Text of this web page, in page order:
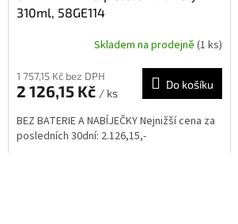
310ml, 58GE114
Skladem na prodejně (1 ks)
1 757,15 Kč bez DPH
2 126,15 Kč / ks
Do košíku
BEZ BATERIE A NABÍJEČKY Nejnižší cena za
posledních 30dní: 2.126,15,-